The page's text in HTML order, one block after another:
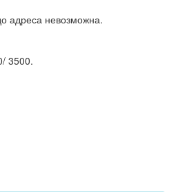
адреса невозможна.
3500.